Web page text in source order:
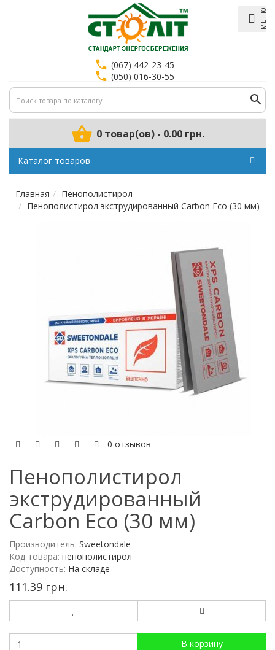
МЕНЮ
(067) 442-23-45
(050) 016-30-55
0 товар(ов) - 0.00 грн.
Каталог товаров
Главная
Пенополистирол
Пенополистирол экструдированный Carbon Eco (30 мм)
0 отзывов
Пенополистирол
экструдированный
Carbon Eco (30 мм)
Производитель: Sweetondale
Код товара: пенополистирол
Доступность: На складе
111.39 грн.
В корзину